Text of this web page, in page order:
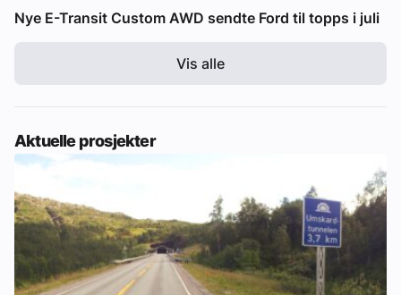
Nye E-Transit Custom AWD sendte Ford til topps i juli
Vis alle
Aktuelle prosjekter